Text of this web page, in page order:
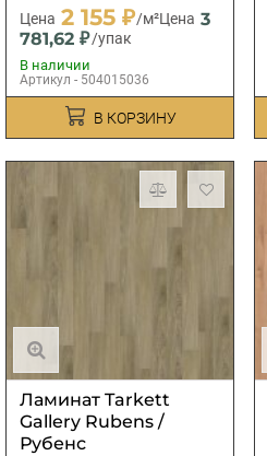
Цена 2 155 ₽/м²Цена 3
781,62 ₽/упак
В наличии
Артикул - 504015036
В КОРЗИНУ
Ламинат Tarkett
Gallery Rubens /
Рубенс